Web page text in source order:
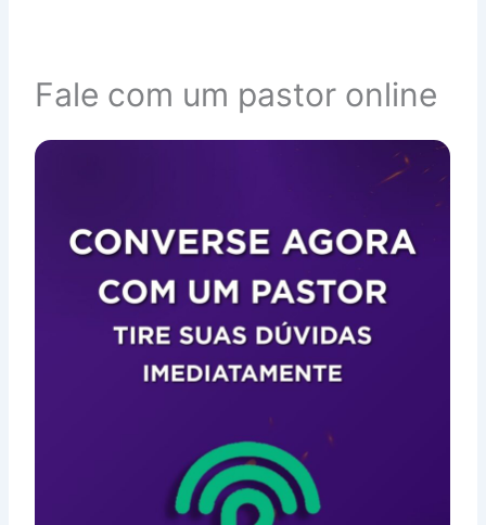
Fale com um pastor online